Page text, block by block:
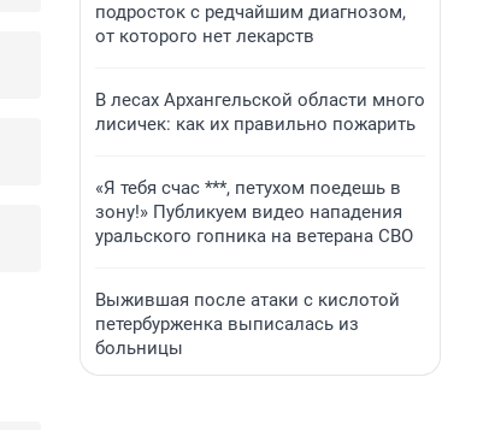
подросток с редчайшим диагнозом,
от которого нет лекарств
В лесах Архангельской области много
лисичек: как их правильно пожарить
«Я тебя счас ***, петухом поедешь в
зону!» Публикуем видео нападения
уральского гопника на ветерана СВО
Выжившая после атаки с кислотой
петербурженка выписалась из
больницы